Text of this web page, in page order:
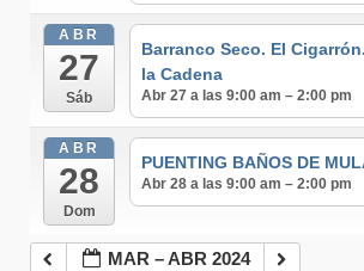
ABR
27
Sáb
Barranco Seco. El
la Cadena
Abr 27 a las 9:00 am – 2:00 pm
ABR
28
Dom
PUENTING BAÑOS DE
Abr 28 a las 9:00 am – 2:00 pm
MAR – ABR 2024